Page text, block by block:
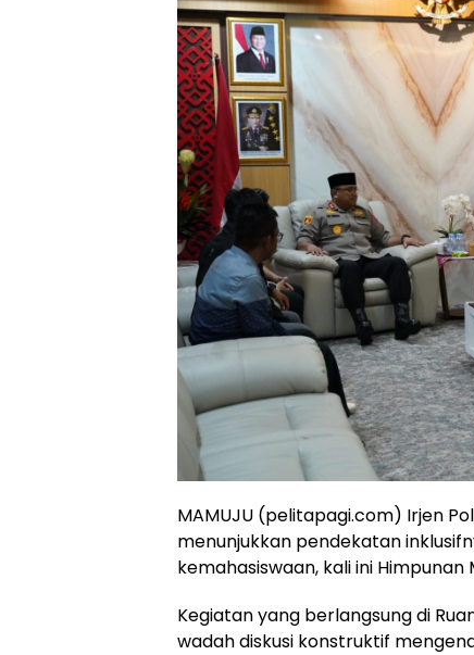
MAMUJU (pelitapagi.com) Irjen
menunjukkan pendekatan
kemahasiswaan, kali ini
Kegiatan yang berlangsung di
wadah diskusi konstruktif